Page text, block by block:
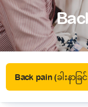
Back pain (ခါးနာခြင်